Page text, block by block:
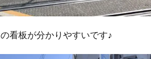
看板が分かりやすいです♪